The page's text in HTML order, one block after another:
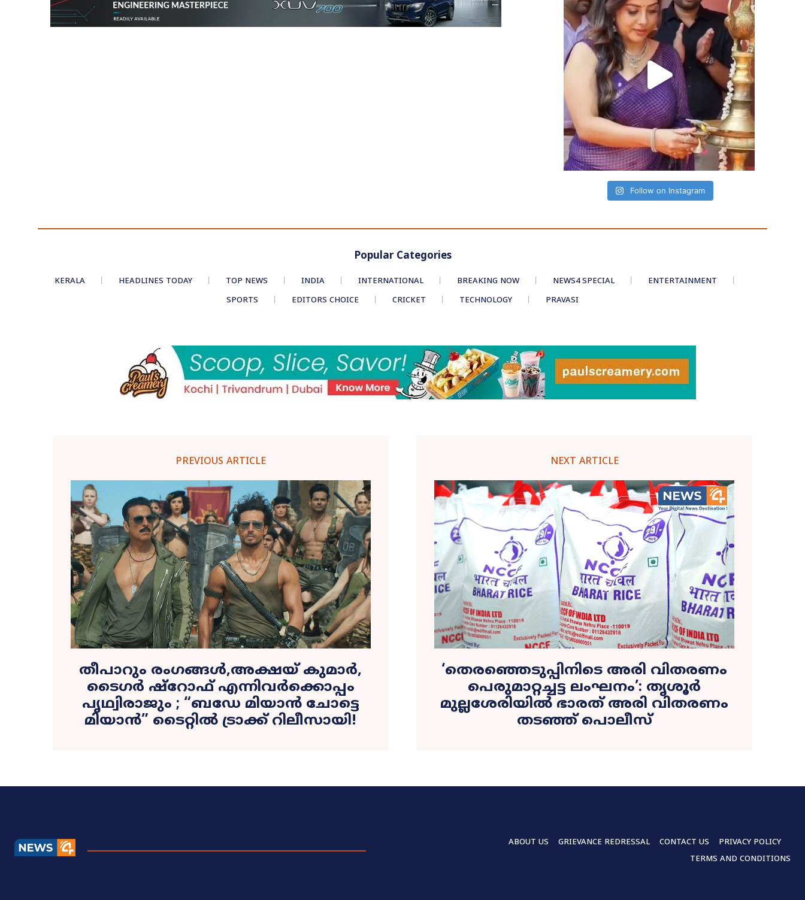
Follow on Instagram
Popular Categories
KERALA HEADLINES TODAY TOP NEWS INDIA INTERNATIONAL BREAKING NOW NEWS4 SPECIAL
ENTERTAINMENT
SPORTS
EDITORS CHOICE CRICKET TECHNOLOGY PRAVASI
PREVIOUS ARTICLE
തീപാറും രം​ഗങ്ങൾ,അക്ഷയ് കുമാര്‍,
ടൈഗര്‍ ഷ്റോഫ് എന്നിവർക്കൊപ്പം
പൃഥ്വിരാജും ; “ബഡേ മിയാൻ ചോട്ടെ
മിയാൻ” ടൈറ്റിൽ ട്രാക്ക് റിലീസായി!
NEXT ARTICLE
‘തെരഞ്ഞെടുപ്പിനിടെ അരി വിതരണം
പെരുമാറ്റച്ചട്ട ലംഘനം’: തൃശൂർ
മുല്ലശേരിയിൽ ഭാരത് അരി വിതരണം
തടഞ്ഞ് പൊലീസ്
ABOUT US GRIEVANCE REDRESSAL CONTACT US
PRIVACY POLICY
TERMS AND CONDITIONS